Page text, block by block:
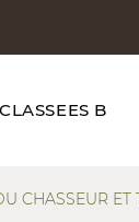
B
CHASSEUR ET